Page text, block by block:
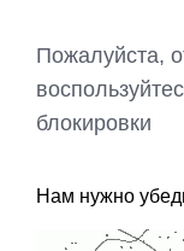
Пожалуйста,
блокировки
Нам нужно